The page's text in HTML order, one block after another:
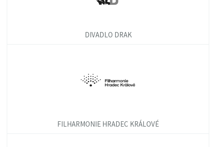
DIVADLO DRAK
FILHARMONIE HRADEC KRÁLOVÉ